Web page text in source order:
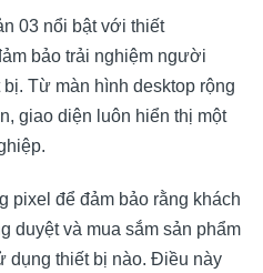
03 nổi bật với thiết
bảo trải nghiệm người
Từ màn hình desktop rộng
giao diện luôn hiển thị một
pixel để đảm bảo rằng khách
duyệt và mua sắm sản phẩm
dụng thiết bị nào. Điều này